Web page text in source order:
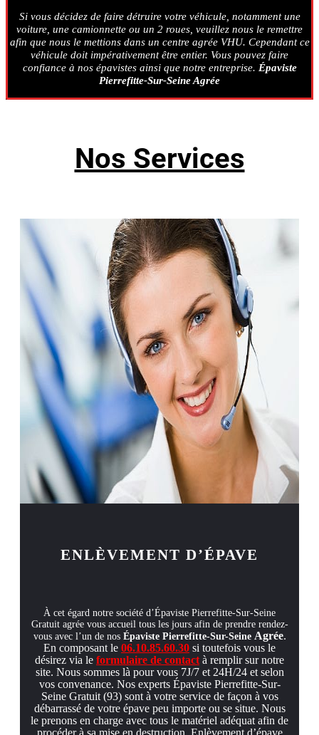
Si vous décidez de faire détruire votre véhicule, notamment une
voiture, une camionnette ou un 2 roues, veuillez nous le remettre
afin que nous le mettions dans un centre agrée VHU. Cependant ce
véhicule doit impérativement être entier. Vous pouvez faire
confiance à nos épavistes ainsi que notre entreprise. Épaviste
Pierrefitte-Sur-Seine Agrée
Nos Services
ENLÈVEMENT D’ÉPAVE
À cet égard notre société d’Épaviste Pierrefitte-Sur-Seine
Gratuit agrée vous accueil tous les jours afin de prendre rendez-
vous avec l’un de nos Épaviste Pierrefitte-Sur-Seine Agrée.
En composant le 06.10.85.60.30 si toutefois vous le
désirez via le formulaire de contact à remplir sur notre
site. Nous sommes là pour vous 7J/7 et 24H/24 et selon
vos convenance. Nos experts Épaviste Pierrefitte-Sur-
Seine Gratuit (93) sont à votre service de façon à vos
débarrassé de votre épave peu importe ou se situe. Nous
le prenons en charge avec tous le matériel adéquat afin de
procéder à sa mise en destruction. Enlèvement d’épave